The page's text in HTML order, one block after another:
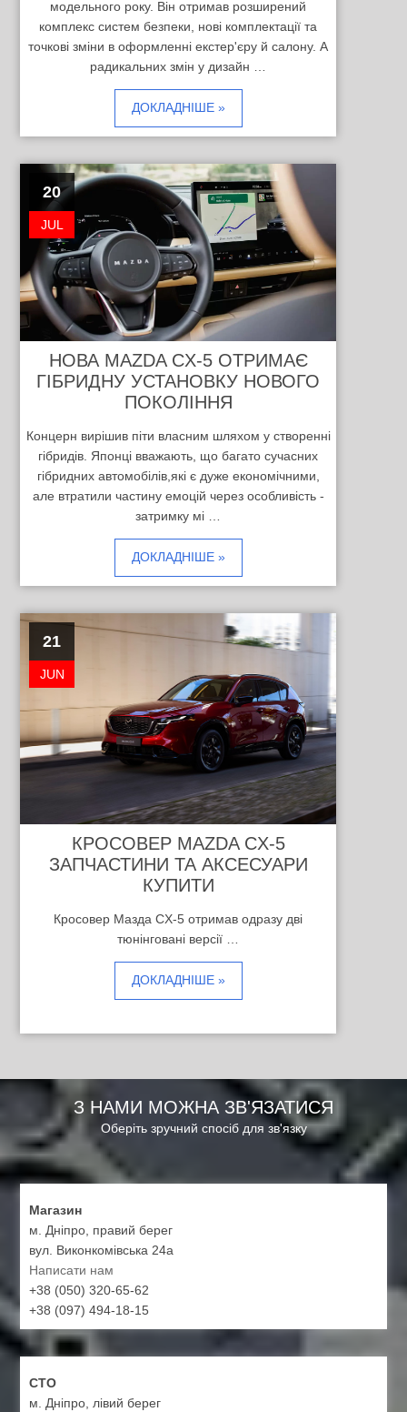
модельного року. Він отримав розширений
комплекс систем безпеки, нові комплектації та
точкові зміни в оформленні екстер'єру й салону. А
радикальних змін у дизайн …
ДОКЛАДНІШЕ »
20
JUL
НОВА MAZDA CX-5 ОТРИМАЄ
ГІБРИДНУ УСТАНОВКУ НОВОГО
ПОКОЛІННЯ
Концерн вирішив піти власним шляхом у створенні
гібридів. Японці вважають, що багато сучасних
гібридних автомобілів,які є дуже економічними,
але втратили частину емоцій через особливість -
затримку мі …
ДОКЛАДНІШЕ »
21
JUN
КРОСОВЕР MAZDA CX-5
ЗАПЧАСТИНИ ТА АКСЕСУАРИ
КУПИТИ
Кросовер Мазда CX-5 отримав одразу дві
тюнінговані версії …
ДОКЛАДНІШЕ »
З НАМИ МОЖНА ЗВ'ЯЗАТИСЯ
Оберіть зручний спосіб для зв'язку
Магазин
м. Дніпро, правий берег
вул. Виконкомівська 24а
Написати нам
+38 (050) 320-65-62
+38 (097) 494-18-15
СТО
м. Дніпро, лівий берег